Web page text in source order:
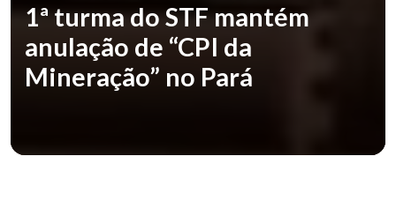
1ª turma do STF mantém
anulação de “CPI da
Mineração” no Pará